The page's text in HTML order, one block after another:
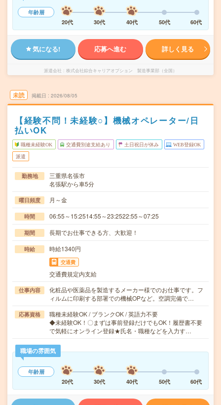
年齢層
20代
30代 40代 50代 60代
気になる! 応募へ進む 詳しく見る
派遣会社 株式会社綜合キャリアオプション 製造事業部（全国）
未読 掲載日 2026/08/05
【経験不問！未経験○】機械オペレーター/日
払いOK
職種未経験OK 交通費別途支給あり 土日祝日が休み WEB登録OK
派遣
勤務地
三重県名張市
名張駅から車5分
曜日頻度 月～金
時間 06:55～15:2514:55～23:2522:55～07:25
期間 長期でお仕事できる方、大歓迎！
時給 時給1340円
交通費
交通費規定内支給
仕事内容
化粧品や医薬品を製造するメーカー様でのお仕事です。フ
ィルムに印刷する部署での機械OPなど。空調完備で…
応募資格
職種未経験OK / ブランクOK / 英語力不要
◆未経験OK！〇まずは事前登録だけでもOK！履歴書不要
で気軽にオンライン登録★氏名・職種などを入力す…
職場の雰囲気
年齢層
20代
30代 40代 50代 60代